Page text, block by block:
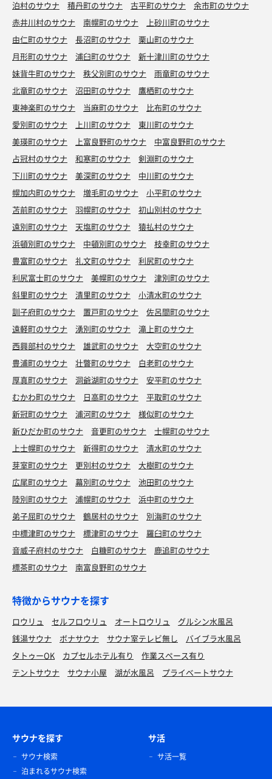
泊村のサウナ 積丹町のサウナ 古平町のサウナ
余市町のサウナ
赤井川村のサウナ
南幌町のサウナ
上砂川町のサウナ
由仁町のサウナ
長沼町のサウナ
栗山町のサウナ
月形町のサウナ
浦臼町のサウナ
新十津川町のサウナ
妹背牛町のサウナ
秩父別町のサウナ
雨竜町のサウナ
北竜町のサウナ
沼田町のサウナ
鷹栖町のサウナ
東神楽町のサウナ
当麻町のサウナ
比布町のサウナ
愛別町のサウナ
上川町のサウナ
東川町のサウナ
美瑛町のサウナ
上富良野町のサウナ
中富良野町のサウナ
占冠村のサウナ
和寒町のサウナ
剣淵町のサウナ
下川町のサウナ
美深町のサウナ
中川町のサウナ
幌加内町のサウナ
増毛町のサウナ
小平町のサウナ
苫前町のサウナ
羽幌町のサウナ
初山別村のサウナ
遠別町のサウナ
天塩町のサウナ
猿払村のサウナ
浜頓別町のサウナ
中頓別町のサウナ
枝幸町のサウナ
豊富町のサウナ
礼文町のサウナ
利尻町のサウナ
利尻富士町のサウナ
美幌町のサウナ
津別町のサウナ
斜里町のサウナ
清里町のサウナ
小清水町のサウナ
訓子府町のサウナ
置戸町のサウナ
佐呂間町のサウナ
遠軽町のサウナ
湧別町のサウナ
滝上町のサウナ
西興部村のサウナ
雄武町のサウナ
大空町のサウナ
豊浦町のサウナ
壮瞥町のサウナ
白老町のサウナ
厚真町のサウナ
洞爺湖町のサウナ
安平町のサウナ
むかわ町のサウナ
日高町のサウナ
平取町のサウナ
新冠町のサウナ
浦河町のサウナ
様似町のサウナ
新ひだか町のサウナ
音更町のサウナ
士幌町のサウナ
上士幌町のサウナ
新得町のサウナ
清水町のサウナ
芽室町のサウナ
更別村のサウナ
大樹町のサウナ
広尾町のサウナ
幕別町のサウナ
池田町のサウナ
陸別町のサウナ
浦幌町のサウナ
浜中町のサウナ
弟子屈町のサウナ
鶴居村のサウナ
別海町のサウナ
中標津町のサウナ
標津町のサウナ
羅臼町のサウナ
音威子府村のサウナ
白糠町のサウナ
鹿追町のサウナ
標茶町のサウナ
南富良野町のサウナ
特徴からサウナを探す
ロウリュ セルフロウリュ オートロウリュ
グルシン水風呂
銭湯サウナ
ボナサウナ サウナ室テレビ無し
バイブラ水風呂
タトゥーOK
カプセルホテル有り
作業スペース有り
テントサウナ
サウナ小屋 湖が水風呂 プライベートサウナ
サウナを探す
サウナ検索
泊まれるサウナ検索
サ活
サ活一覧